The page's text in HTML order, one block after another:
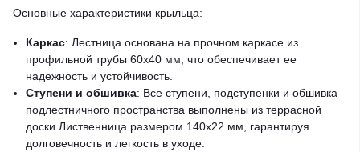
Основные характеристики крыльца:
Каркас: Лестница основана на прочном каркасе из
профильной трубы 60х40 мм, что обеспечивает ее
надежность и устойчивость.
Ступени и обшивка: Все ступени, подступенки и обшивка
подлестничного пространства выполнены из террасной
доски Лиственница размером 140х22 мм, гарантируя
долговечность и легкость в уходе.